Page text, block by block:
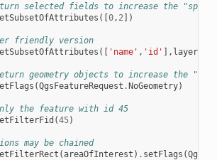
selected fields to increase the
([0, 2])
friendly version
([ 'name' , 'id' ], layer.
geometry objects to increase the
(QgsFeatureRequest .NoGeometry)
the feature with id 45
(45)
may be chained
(areaOfInterest ) . setFlags (